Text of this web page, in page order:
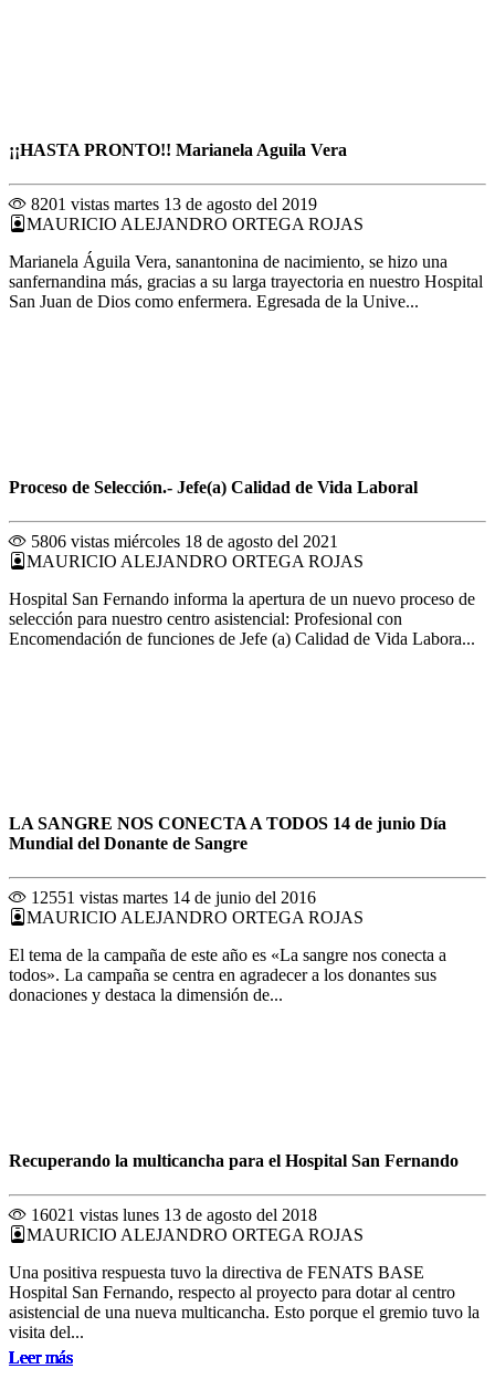
Leer más
Leer más
¡¡HASTA PRONTO!! Marianela Aguila Vera
8201 vistas martes 13 de agosto del 2019
MAURICIO ALEJANDRO ORTEGA ROJAS
Marianela Águila Vera, sanantonina de nacimiento, se hizo una
sanfernandina más, gracias a su larga trayectoria en nuestro Hospital
San Juan de Dios como enfermera. Egresada de la Unive...
Leer más
Proceso de Selección.- Jefe(a) Calidad de Vida Laboral
5806 vistas miércoles 18 de agosto del 2021
MAURICIO ALEJANDRO ORTEGA ROJAS
Hospital San Fernando informa la apertura de un nuevo proceso de
selección para nuestro centro asistencial: Profesional con
Encomendación de funciones de Jefe (a) Calidad de Vida Labora...
Leer más
LA SANGRE NOS CONECTA A TODOS 14 de junio Día
Mundial del Donante de Sangre
12551 vistas martes 14 de junio del 2016
MAURICIO ALEJANDRO ORTEGA ROJAS
El tema de la campaña de este año es «La sangre nos conecta a
todos». La campaña se centra en agradecer a los donantes sus
donaciones y destaca la dimensión de...
Leer más
Recuperando la multicancha para el Hospital San Fernando
16021 vistas lunes 13 de agosto del 2018
MAURICIO ALEJANDRO ORTEGA ROJAS
Una positiva respuesta tuvo la directiva de FENATS BASE
Hospital San Fernando, respecto al proyecto para dotar al centro
asistencial de una nueva multicancha. Esto porque el gremio tuvo la
visita del...
Leer más
Leer más
Leer más
Leer más
Leer más
Leer más
Leer más